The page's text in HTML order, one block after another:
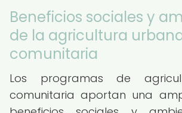
Beneficios sociales y
de la agricultura
comunitaria
Los programas de
comunitaria aportan una